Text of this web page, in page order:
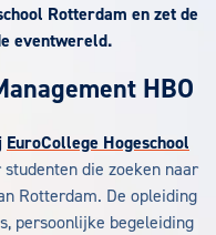
Rotterdam en zet de
eventwereld.
HBO
EuroCollege Hogeschool
die zoeken naar
Rotterdam. De opleiding
persoonlijke begeleiding